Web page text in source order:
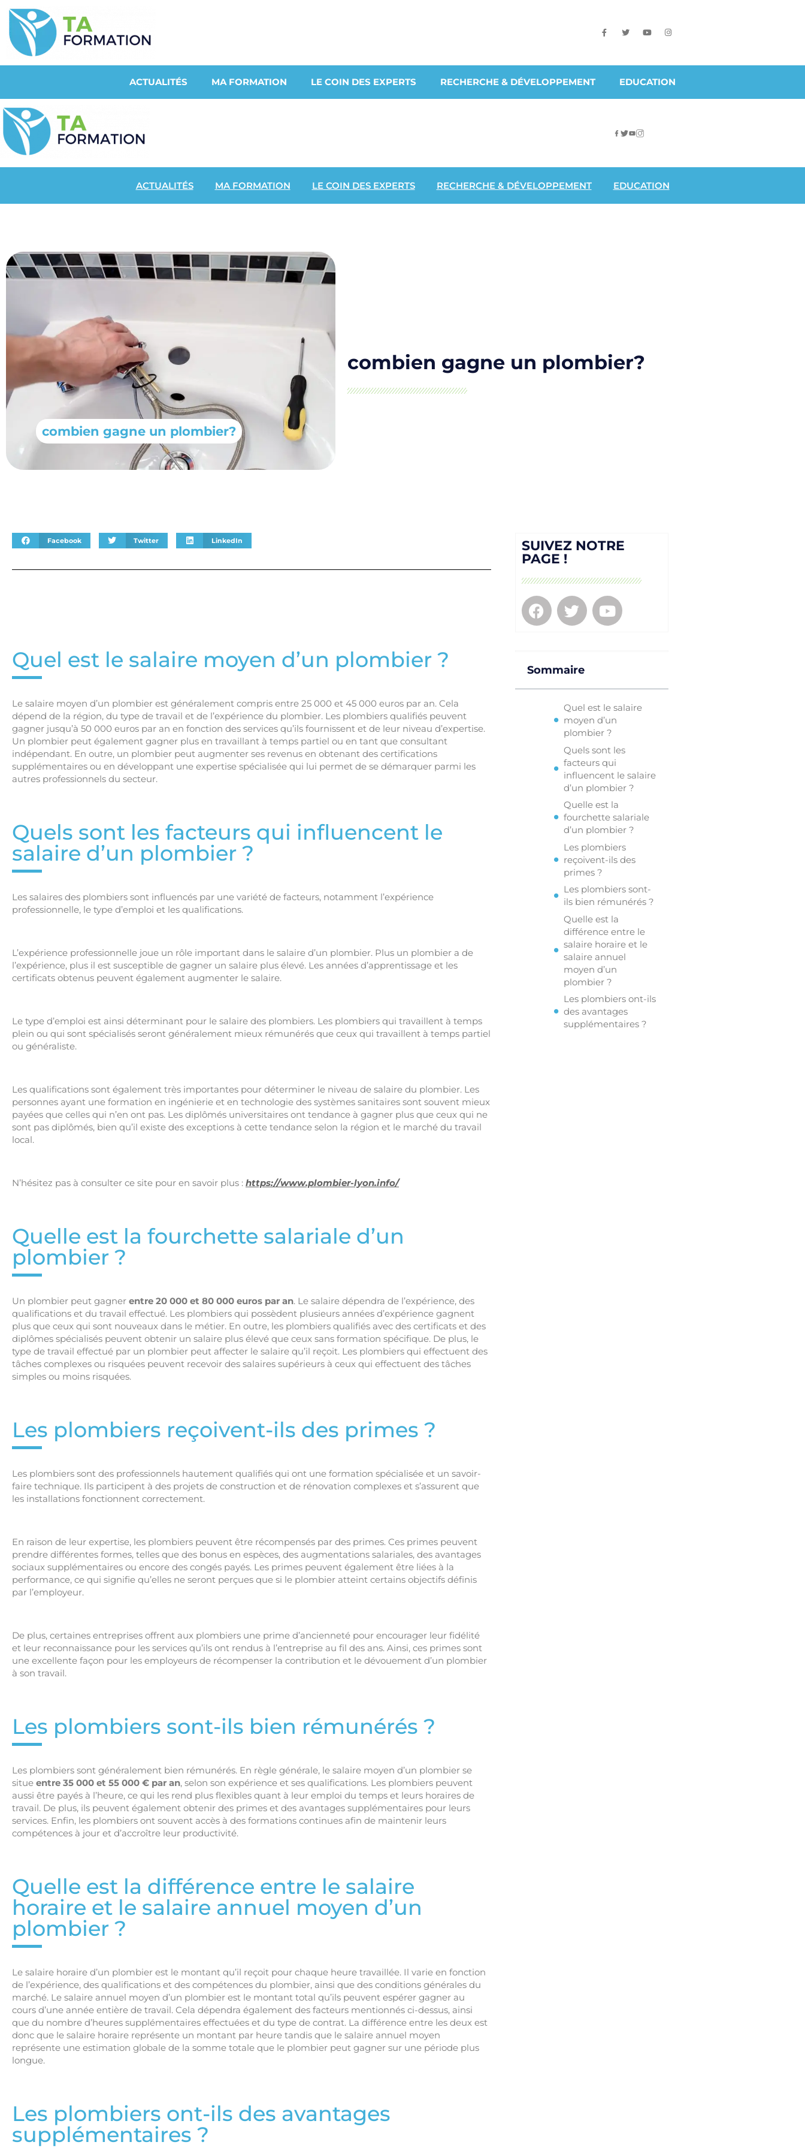
ACTUALITÉS MA FORMATION LE COIN DES EXPERTS RECHERCHE & DÉVELOPPEMENT EDUCATION
ACTUALITÉS MA FORMATION LE COIN DES EXPERTS RECHERCHE & DÉVELOPPEMENT EDUCATION
combien gagne un plombier?
combien gagne un plombier?
Facebook Twitter LinkedIn
Quel est le salaire moyen d’un plombier ?
Le salaire moyen d’un plombier est généralement compris entre 25 000 et 45 000 euros par an. Cela
dépend de la région, du type de travail et de l’expérience du plombier. Les plombiers qualifiés peuvent
gagner jusqu’à 50 000 euros par an en fonction des services qu’ils fournissent et de leur niveau d’expertise.
Un plombier peut également gagner plus en travaillant à temps partiel ou en tant que consultant
indépendant. En outre, un plombier peut augmenter ses revenus en obtenant des certifications
supplémentaires ou en développant une expertise spécialisée qui lui permet de se démarquer parmi les
autres professionnels du secteur.
Quels sont les facteurs qui influencent le
salaire d’un plombier ?
Les salaires des plombiers sont influencés par une variété de facteurs, notamment l’expérience
professionnelle, le type d’emploi et les qualifications.
L’expérience professionnelle joue un rôle important dans le salaire d’un plombier. Plus un plombier a de
l’expérience, plus il est susceptible de gagner un salaire plus élevé. Les années d’apprentissage et les
certificats obtenus peuvent également augmenter le salaire.
Le type d’emploi est ainsi déterminant pour le salaire des plombiers. Les plombiers qui travaillent à temps
plein ou qui sont spécialisés seront généralement mieux rémunérés que ceux qui travaillent à temps partiel
ou généraliste.
Les qualifications sont également très importantes pour déterminer le niveau de salaire du plombier. Les
personnes ayant une formation en ingénierie et en technologie des systèmes sanitaires sont souvent mieux
payées que celles qui n’en ont pas. Les diplômés universitaires ont tendance à gagner plus que ceux qui ne
sont pas diplômés, bien qu’il existe des exceptions à cette tendance selon la région et le marché du travail
local.
N’hésitez pas à consulter ce site pour en savoir plus : https://www.plombier-lyon.info/
Quelle est la fourchette salariale d’un
plombier ?
Un plombier peut gagner entre 20 000 et 80 000 euros par an. Le salaire dépendra de l’expérience, des
qualifications et du travail effectué. Les plombiers qui possèdent plusieurs années d’expérience gagnent
plus que ceux qui sont nouveaux dans le métier. En outre, les plombiers qualifiés avec des certificats et des
diplômes spécialisés peuvent obtenir un salaire plus élevé que ceux sans formation spécifique. De plus, le
type de travail effectué par un plombier peut affecter le salaire qu’il reçoit. Les plombiers qui effectuent des
tâches complexes ou risquées peuvent recevoir des salaires supérieurs à ceux qui effectuent des tâches
simples ou moins risquées.
Les plombiers reçoivent-ils des primes ?
Les plombiers sont des professionnels hautement qualifiés qui ont une formation spécialisée et un savoir-
faire technique. Ils participent à des projets de construction et de rénovation complexes et s’assurent que
les installations fonctionnent correctement.
En raison de leur expertise, les plombiers peuvent être récompensés par des primes. Ces primes peuvent
prendre différentes formes, telles que des bonus en espèces, des augmentations salariales, des avantages
sociaux supplémentaires ou encore des congés payés. Les primes peuvent également être liées à la
performance, ce qui signifie qu’elles ne seront perçues que si le plombier atteint certains objectifs définis
par l’employeur.
De plus, certaines entreprises offrent aux plombiers une prime d’ancienneté pour encourager leur fidélité
et leur reconnaissance pour les services qu’ils ont rendus à l’entreprise au fil des ans. Ainsi, ces primes sont
une excellente façon pour les employeurs de récompenser la contribution et le dévouement d’un plombier
à son travail.
Les plombiers sont-ils bien rémunérés ?
Les plombiers sont généralement bien rémunérés. En règle générale, le salaire moyen d’un plombier se
situe entre 35 000 et 55 000 € par an, selon son expérience et ses qualifications. Les plombiers peuvent
aussi être payés à l’heure, ce qui les rend plus flexibles quant à leur emploi du temps et leurs horaires de
travail. De plus, ils peuvent également obtenir des primes et des avantages supplémentaires pour leurs
services. Enfin, les plombiers ont souvent accès à des formations continues afin de maintenir leurs
compétences à jour et d’accroître leur productivité.
Quelle est la différence entre le salaire
horaire et le salaire annuel moyen d’un
plombier ?
Le salaire horaire d’un plombier est le montant qu’il reçoit pour chaque heure travaillée. Il varie en fonction
de l’expérience, des qualifications et des compétences du plombier, ainsi que des conditions générales du
marché. Le salaire annuel moyen d’un plombier est le montant total qu’ils peuvent espérer gagner au
cours d’une année entière de travail. Cela dépendra également des facteurs mentionnés ci-dessus, ainsi
que du nombre d’heures supplémentaires effectuées et du type de contrat. La différence entre les deux est
donc que le salaire horaire représente un montant par heure tandis que le salaire annuel moyen
représente une estimation globale de la somme totale que le plombier peut gagner sur une période plus
longue.
Les plombiers ont-ils des avantages
supplémentaires ?
SUIVEZ NOTRE
PAGE !
Sommaire
Quel est le salaire
moyen d’un
plombier ?
Quels sont les
facteurs qui
influencent le salaire
d’un plombier ?
Quelle est la
fourchette salariale
d’un plombier ?
Les plombiers
reçoivent-ils des
primes ?
Les plombiers sont-
ils bien rémunérés ?
Quelle est la
différence entre le
salaire horaire et le
salaire annuel
moyen d’un
plombier ?
Les plombiers ont-ils
des avantages
supplémentaires ?